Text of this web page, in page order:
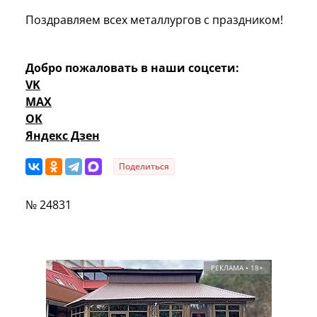
Поздравляем всех металлургов с праздником!
Добро пожаловать в наши соцсети:
VK
MAX
OK
Яндекс Дзен
Поделиться
№ 24831
РЕКЛАМА • 18+